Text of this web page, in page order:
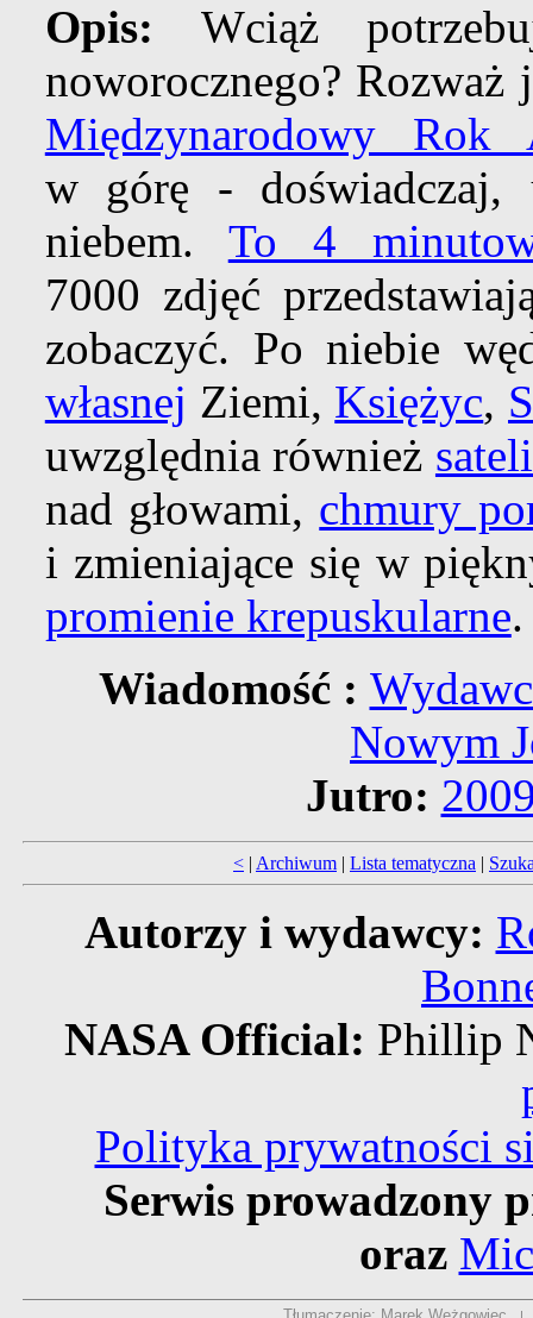
Opis: Wciąż
noworocznego?
Międzynarodowy Rok
w górę - doświadczaj,
niebem. To 4
7000 zdjęć
zobaczyć. Po niebie
własnej Ziemi, Księżyc,
uwzględnia również
nad głowami, chmury
i zmieniające się w
promienie krepuskularne.
Wiadomość :
Nowym
Jutro:
< | Archiwum | Lista tematyczna |
Autorzy i wydawcy:
NASA Official: Phillip
Polityka prywatności
Serwis prowadzony
oraz